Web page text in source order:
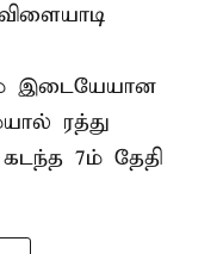
இடையேயான
ரத்து
7ம் தேதி